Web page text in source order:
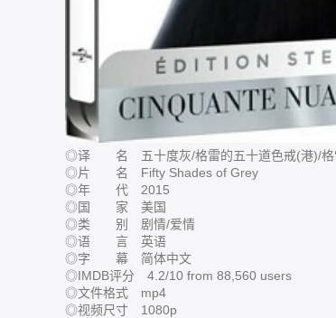
◎译 名 五十度灰/格雷的五十道色戒(港)/格
◎片 名 Fifty Shades of Grey
◎年 代 2015
◎国 家 美国
◎类 别 剧情/爱情
◎语 言 英语
◎字 幕 简体中文
◎IMDB评分 4.2/10 from 88,560 users
◎文件格式 mp4
◎视频尺寸 1080p